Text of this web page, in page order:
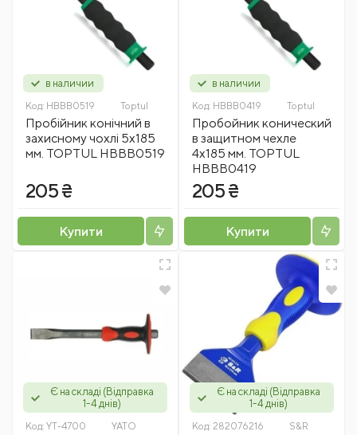
в наличии
Код: HBBB0519 Toptul
Пробійник конічний в
захисному чохлі 5х185
мм. TOPTUL HBBB0519
205 ₴
Купити
в наличии
Код: HBBB0419 Toptul
Пробойник конический
в защитном чехле
4х185 мм. TOPTUL
HBBB0419
205 ₴
Купити
Є на складі (Відправка
1-4 днів)
Код: YT-4700 YATO
Є на складі (Відправка
1-4 днів)
Код: 282076216 S&R